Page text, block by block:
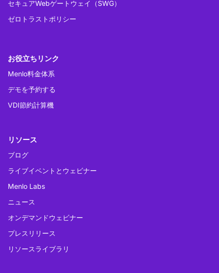
セキュアWebゲートウェイ（SWG）
ゼロトラストポリシー
お役立ちリンク
Menlo料金体系
デモを予約する
VDI節約計算機
リソース
ブログ
ライブイベントとウェビナー
Menlo Labs
ニュース
オンデマンドウェビナー
プレスリリース
リソースライブラリ